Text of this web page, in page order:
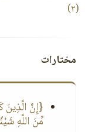
(٢)
مختارات
{إِنَّ الَّذِينَ
مِّنَ اللَّهِ